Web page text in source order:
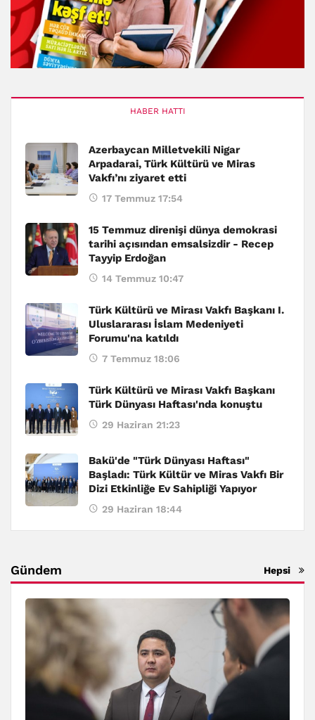
HABER HATTI
Azerbaycan Milletvekili Nigar
Arpadarai, Türk Kültürü ve Miras
Vakfı’nı ziyaret etti
17 Temmuz 17:54
15 Temmuz direnişi dünya demokrasi
tarihi açısından emsalsizdir - Recep
Tayyip Erdoğan
14 Temmuz 10:47
Türk Kültürü ve Mirası Vakfı Başkanı I.
Uluslararası İslam Medeniyeti
Forumu'na katıldı
7 Temmuz 18:06
Türk Kültürü ve Mirası Vakfı Başkanı
Türk Dünyası Haftası'nda konuştu
29 Haziran 21:23
Bakü'de "Türk Dünyası Haftası"
Başladı: Türk Kültür ve Miras Vakfı Bir
Dizi Etkinliğe Ev Sahipliği Yapıyor
29 Haziran 18:44
Gündem Hepsi